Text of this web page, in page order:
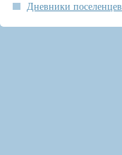
Дневники поселенцев